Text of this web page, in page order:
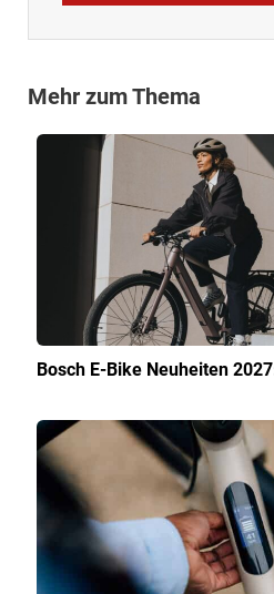
Mehr zum Thema
Bosch E-Bike Neuheiten